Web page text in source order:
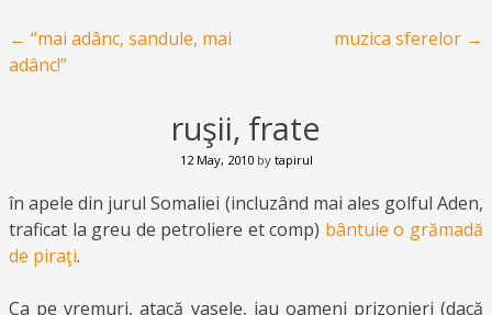
Post navigation
← “mai adânc, sandule, mai
adânc!”
muzica sferelor →
ruşii, frate
12 May, 2010by tapirul
în apele din jurul Somaliei (incluzând mai ales golful Aden,
traficat la greu de petroliere et comp) bântuie o grămadă
de piraţi.
Ca pe vremuri, atacă vasele, iau oameni prizonieri (dacă